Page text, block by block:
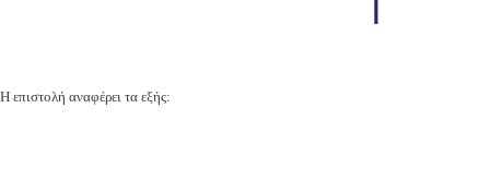
Η επιστολή αναφέρει τα εξής: